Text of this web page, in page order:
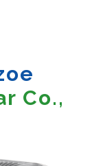
Co.,